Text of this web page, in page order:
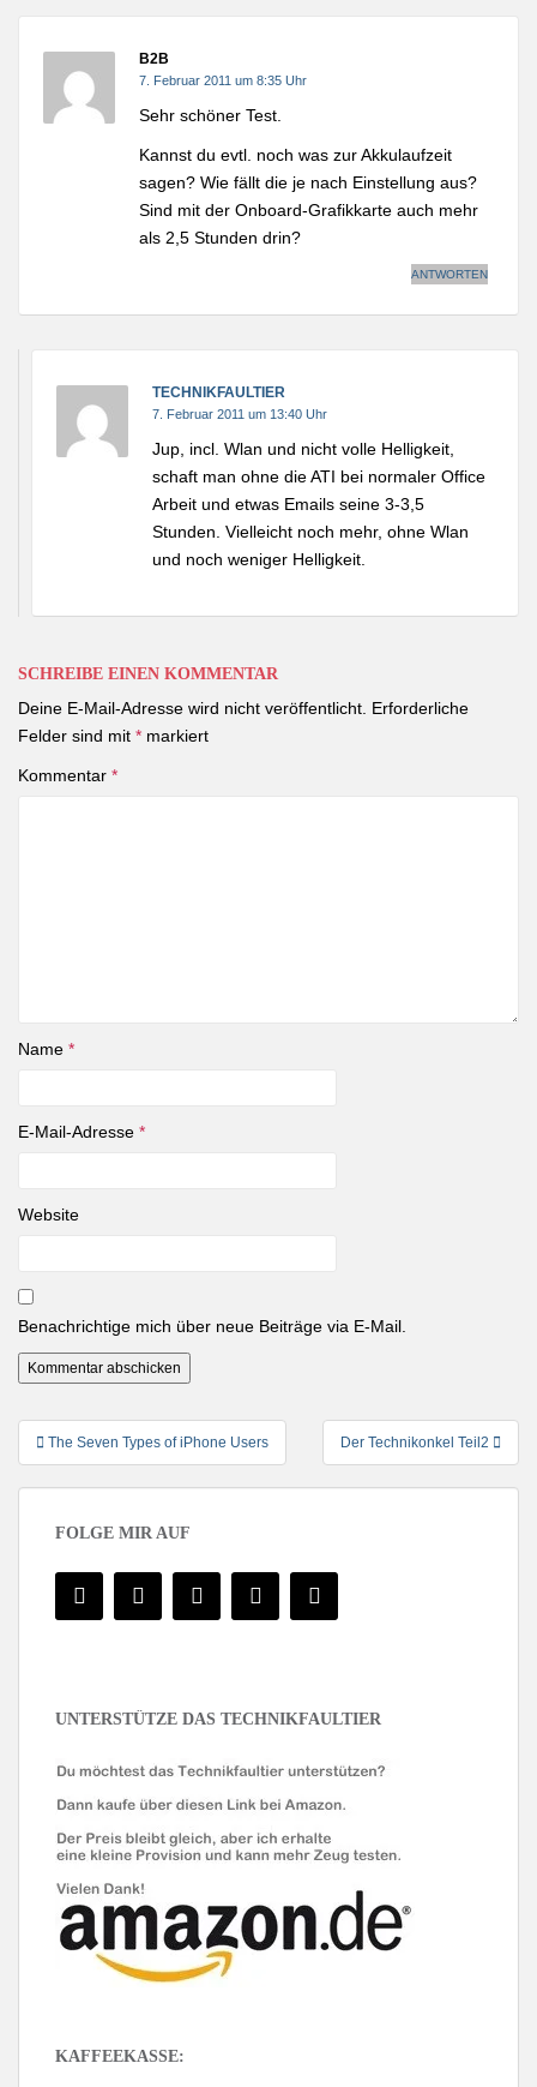
B2B
7. Februar 2011 um 8:35 Uhr
Sehr schöner Test.
Kannst du evtl. noch was zur Akkulaufzeit
sagen? Wie fällt die je nach Einstellung aus?
Sind mit der Onboard-Grafikkarte auch mehr
als 2,5 Stunden drin?
ANTWORTEN
TECHNIKFAULTIER
7. Februar 2011 um 13:40 Uhr
Jup, incl. Wlan und nicht volle Helligkeit,
schaft man ohne die ATI bei normaler Office
Arbeit und etwas Emails seine 3-3,5
Stunden. Vielleicht noch mehr, ohne Wlan
und noch weniger Helligkeit.
SCHREIBE EINEN KOMMENTAR
Deine E-Mail-Adresse wird nicht veröffentlicht. Erforderliche
Felder sind mit * markiert
Kommentar *
Name *
E-Mail-Adresse *
Website
Benachrichtige mich über neue Beiträge via E-Mail.
Beitragsnavigation
The Seven Types of iPhone Users Der Technikonkel Teil2
FOLGE MIR AUF
UNTERSTÜTZE DAS TECHNIKFAULTIER
KAFFEEKASSE: